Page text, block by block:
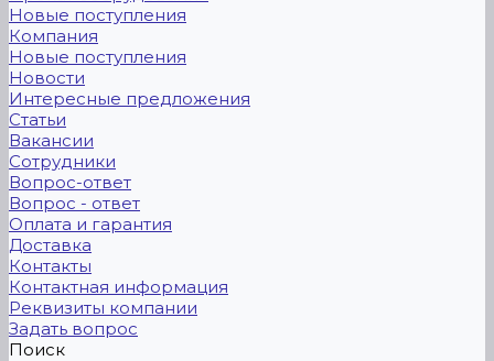
Новые поступления
Компания
Новые поступления
Новости
Интересные предложения
Статьи
Вакансии
Сотрудники
Вопрос-ответ
Вопрос - ответ
Оплата и гарантия
Доставка
Контакты
Контактная информация
Реквизиты компании
Задать вопрос
Поиск